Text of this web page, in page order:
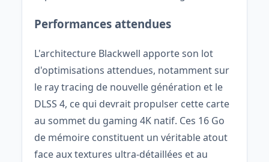
Performances attendues
L'architecture Blackwell apporte son lot
d'optimisations attendues, notamment sur
le ray tracing de nouvelle génération et le
DLSS 4, ce qui devrait propulser cette carte
au sommet du gaming 4K natif. Ces 16 Go
de mémoire constituent un véritable atout
face aux textures ultra-détaillées et au